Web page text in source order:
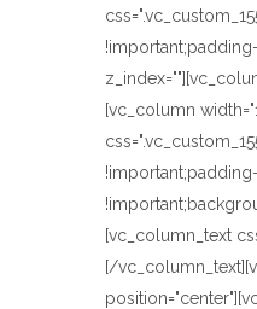
[vc_column
[vc_column_text
[/